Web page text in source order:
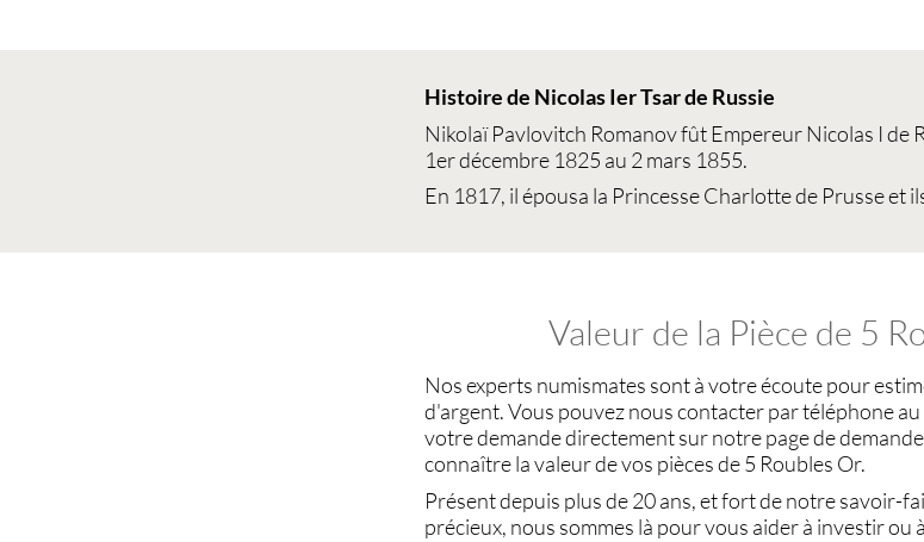
Histoire de Nicolas Ier Tsar de Russie
Nikolaï Pavlovitch Romanov fût Empereur Nicolas I de
1er décembre 1825 au 2 mars 1855.
En 1817, il épousa la Princesse Charlotte de Prusse et
Valeur de la Pièce de 5
Nos experts numismates sont à votre écoute pour
d'argent. Vous pouvez nous contacter par téléphone
votre demande directement sur notre page de
connaître lavaleur de vos pièces de 5 Roubles Or.
Présent depuis plus de 20 ans, et fort de notre savoir-
précieux, nous sommes là pour vous aider à investir ou à